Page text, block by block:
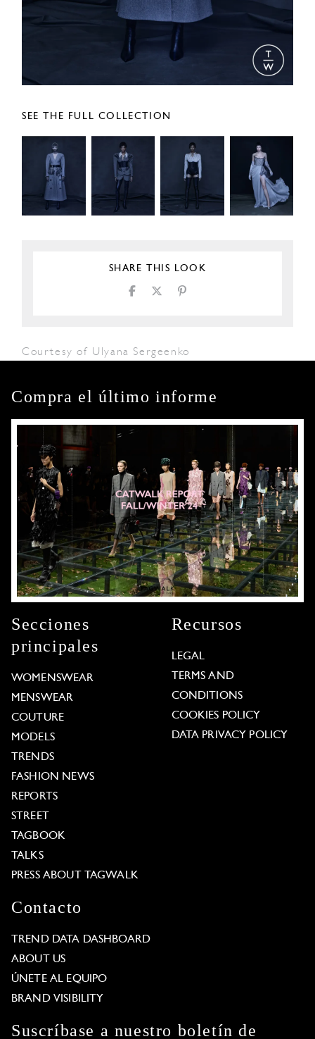
SEE THE FULL COLLECTION
SHARE THIS LOOK
Courtesy of Ulyana Sergeenko
Compra el último informe
Secciones
principales
WOMENSWEAR
MENSWEAR
COUTURE
MODELS
TRENDS
FASHION NEWS
REPORTS
STREET
TAGBOOK
TALKS
PRESS ABOUT TAGWALK
Recursos
LEGAL
TERMS AND
CONDITIONS
COOKIES POLICY
DATA PRIVACY POLICY
Contacto
TREND DATA DASHBOARD
ABOUT US
ÚNETE AL EQUIPO
BRAND VISIBILITY
Suscríbase a nuestro boletín de